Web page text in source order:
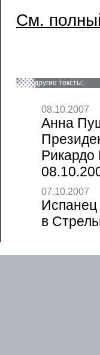
См.
другие тексты:
08.10.2007
Анна
07.10.2007
Испанец
в